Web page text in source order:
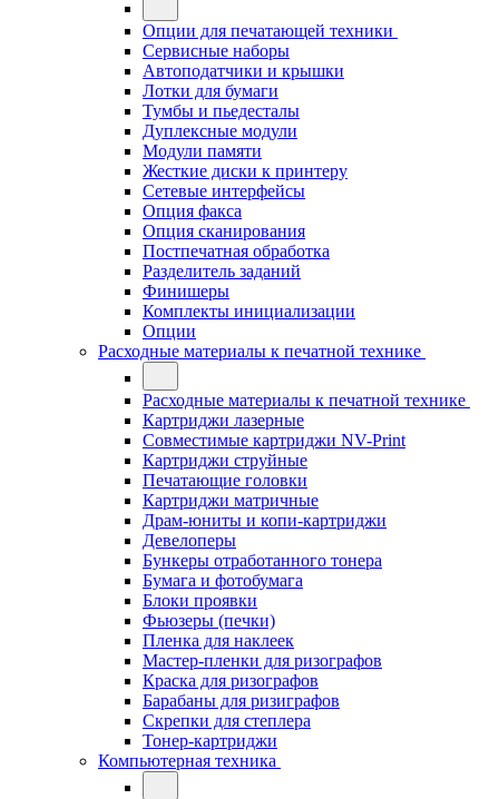
Опции для печатающей техники
Сервисные наборы
Автоподатчики и крышки
Лотки для бумаги
Тумбы и пьедесталы
Дуплексные модули
Модули памяти
Жесткие диски к принтеру
Сетевые интерфейсы
Опция факса
Опция сканирования
Постпечатная обработка
Разделитель заданий
Финишеры
Комплекты инициализации
Опции
Расходные материалы к печатной технике
Расходные материалы к печатной технике
Картриджи лазерные
Совместимые картриджи NV-Print
Картриджи струйные
Печатающие головки
Картриджи матричные
Драм-юниты и копи-картриджи
Девелоперы
Бункеры отработанного тонера
Бумага и фотобумага
Блоки проявки
Фьюзеры (печки)
Пленка для наклеек
Мастер-пленки для ризографов
Краска для ризографов
Барабаны для ризиграфов
Скрепки для степлера
Тонер-картриджи
Компьютерная техника